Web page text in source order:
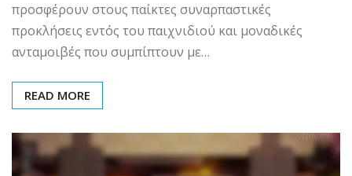
προσφέρουν στους παίκτες συναρπαστικές
προκλήσεις εντός του παιχνιδιού και μοναδικές
ανταμοιβές που συμπίπτουν με…
READ MORE